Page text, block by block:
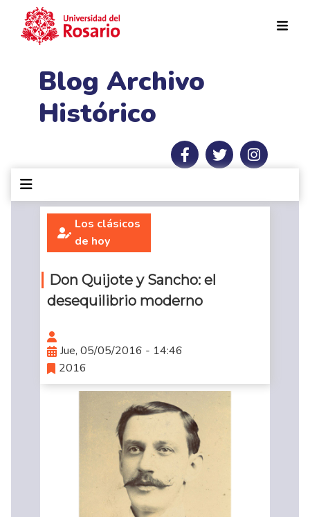
Blog Archivo
Histórico
Los clásicos
de hoy
Don Quijote y Sancho: el
desequilibrio moderno
Jue, 05/05/2016 - 14:46
2016